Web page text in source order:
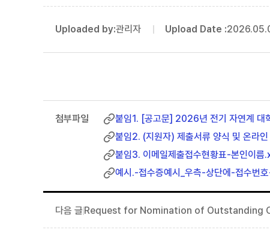
Uploaded by:관리자 Upload Date :
붙임1. [공고문] 2026년 전기 자연계 대
붙임2. (지원자) 제출서류 양식 및 온라
붙임3. 이메일제출접수현황표-본인이름
예시.-접수증예시_우측-상단에-접수번
Request for Nomination of Outstanding